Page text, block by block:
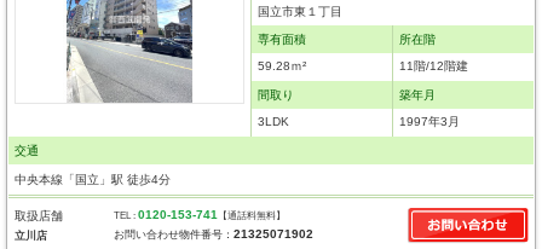
国立市東１丁目
専有面積
59.28ｍ²
所在階
11階/12階建
間取り
3LDK
築年月
1997年3月
交通
中央本線「国立」駅 徒歩4分
取扱店舗
立川店
TEL :0120-153-741 【通話料無料】
お問い合わせ物件番号：21325071902